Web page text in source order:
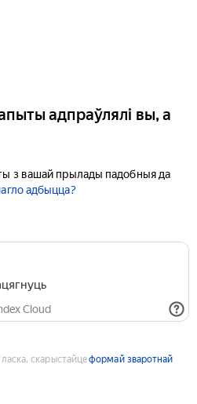
адпраўлялі вы, а
з вашай прылады падобныя да
адбыцца?
Cloud
ласка, скарыстайцеформай зваротнай